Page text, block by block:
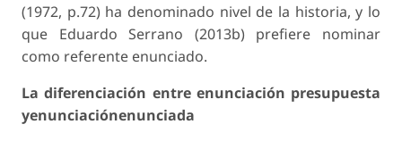
(1972, p.72) ha denominado nivel de la historia, y lo
que Eduardo Serrano (2013b) prefiere nominar
como referente enunciado.
La diferenciación entre enunciación presupuesta
yenunciaciónenunciada